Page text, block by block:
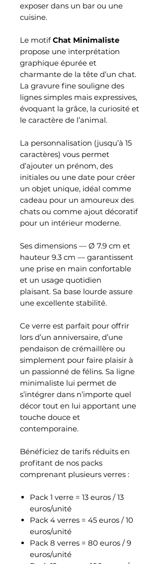
exposer dans un bar ou une
cuisine.
Le motifChat Minimaliste
propose une interprétation
graphique épurée et
charmante de la tête d’un chat.
La gravure fine souligne des
lignes simples mais expressives,
évoquant la grâce, la curiosité et
le caractère de l’animal.
La personnalisation (jusqu’à 15
caractères) vous permet
d’ajouter un prénom, des
initiales ou une date pour créer
un objet unique, idéal comme
cadeau pour un amoureux des
chats ou comme ajout décoratif
pour un intérieur moderne.
Ses dimensions — Ø 7.9 cm et
hauteur 9.3 cm — garantissent
une prise en main confortable
et un usage quotidien
plaisant. Sa base lourde assure
une excellente stabilité.
Ce verre est parfait pour offrir
lors d’un anniversaire, d’une
pendaison de crémaillère ou
simplement pour faire plaisir à
un passionné de félins. Sa ligne
minimaliste lui permet de
s’intégrer dans n’importe quel
décor tout en lui apportant une
touche douce et
contemporaine.
Bénéficiez de tarifs réduits en
profitant de nos packs
comprenant plusieurs verres :
Pack 1 verre = 13 euros / 13
euros/unité
Pack 4 verres = 45 euros / 10
euros/unité
Pack 8 verres = 80 euros / 9
euros/unité